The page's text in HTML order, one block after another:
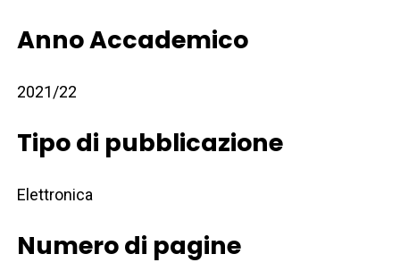
Anno Accademico
2021/22
Tipo di pubblicazione
Elettronica
Numero di pagine